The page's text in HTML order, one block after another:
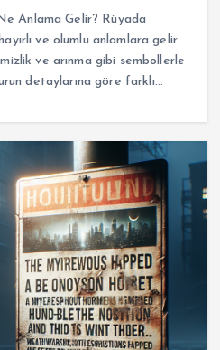
Anlama Gelir? Rüyada
ve olumlu anlamlara gelir.
ve arınma gibi sembollerle
detaylarına göre farklı…